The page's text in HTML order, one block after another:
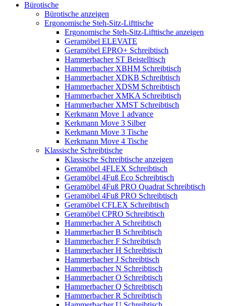
Bürotische
Bürotische anzeigen
Ergonomische Steh-Sitz-Lifttische
Ergonomische Steh-Sitz-Lifttische anzeigen
Geramöbel ELEVATE
Geramöbel EPRO+ Schreibtisch
Hammerbacher ST Beistelltisch
Hammerbacher XBHM Schreibtisch
Hammerbacher XDKB Schreibtisch
Hammerbacher XDSM Schreibtisch
Hammerbacher XMKA Schreibtisch
Hammerbacher XMST Schreibtisch
Kerkmann Move 1 advance
Kerkmann Move 3 Silber
Kerkmann Move 3 Tische
Kerkmann Move 4 Tische
Klassische Schreibtische
Klassische Schreibtische anzeigen
Geramöbel 4FLEX Schreibtisch
Geramöbel 4Fuß Eco Schreibtisch
Geramöbel 4Fuß PRO Quadrat Schreibtisch
Geramöbel 4Fuß PRO Schreibtisch
Geramöbel CFLEX Schreibtisch
Geramöbel CPRO Schreibtisch
Hammerbacher A Schreibtisch
Hammerbacher B Schreibtisch
Hammerbacher F Schreibtisch
Hammerbacher H Schreibtisch
Hammerbacher J Schreibtisch
Hammerbacher N Schreibtisch
Hammerbacher O Schreibtisch
Hammerbacher Q Schreibtisch
Hammerbacher R Schreibtisch